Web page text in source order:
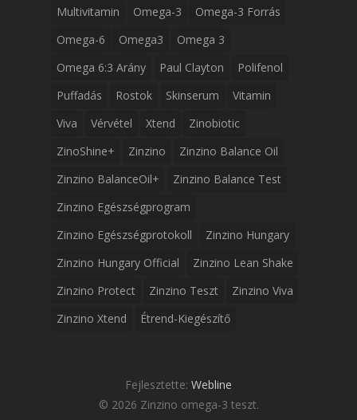
Multivitamin
Omega-3
Omega-3 Forrás
Omega-6
Omega3
Omega 3
Omega 6:3 Arány
Paul Clayton
Polifenol
Puffadás
Rostok Skinserum
Vitamin
Viva
Vérvétel Xtend
Zinobiotic
ZinoShine+
Zinzino
Zinzino Balance Oil
Zinzino BalanceOil+
Zinzino Balance Test
Zinzino Egészségprogram
Zinzino Egészségprotokoll
Zinzino Hungary
Zinzino Hungary Official
Zinzino Lean Shake
Zinzino Protect
Zinzino Teszt
Zinzino Viva
Zinzino Xtend
Étrend-Kiegészítő
Fejlesztette: Webline
© 2026 Zinzino omega-3 teszt.